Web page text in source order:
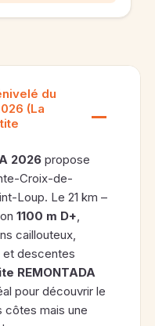
du
(La
2026 propose
Croix-de-
Loup. Le 21 km –
1100 m D+,
caillouteux,
descentes
REMONTADA
pour découvrir le
côtes mais une